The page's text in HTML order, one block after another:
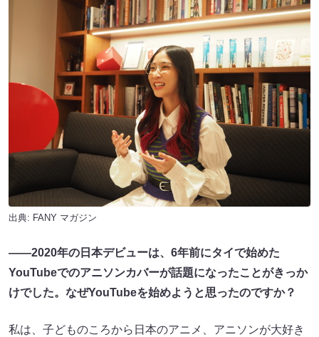
出典: FANY マガジン
――2020年の日本デビューは、6年前にタイで始めた
YouTubeでのアニソンカバーが話題になったことがきっか
けでした。なぜYouTubeを始めようと思ったのですか？
私は、子どものころから日本のアニメ、アニソンが大好き